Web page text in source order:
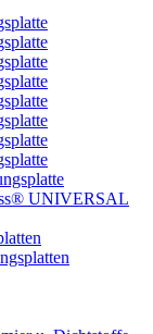
UNIVERSAL